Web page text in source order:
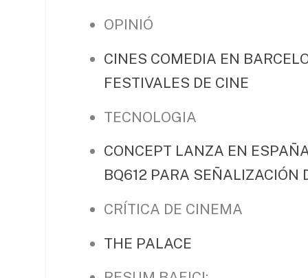
OPINIÓ
CINES COMEDIA EN
FESTIVALES DE CINE
TECNOLOGIA
CONCEPT LANZA EN
BQ612 PARA SEÑALIZACIÓN
CRÍTICA DE CINEMA
THE PALACE